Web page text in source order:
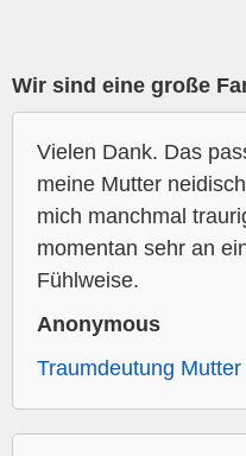
Wir sind eine große
Vielen Dank. Das
meine Mutter
mich manchmal
momentan sehr an
Fühlweise.
Anonymous
Traumdeutung